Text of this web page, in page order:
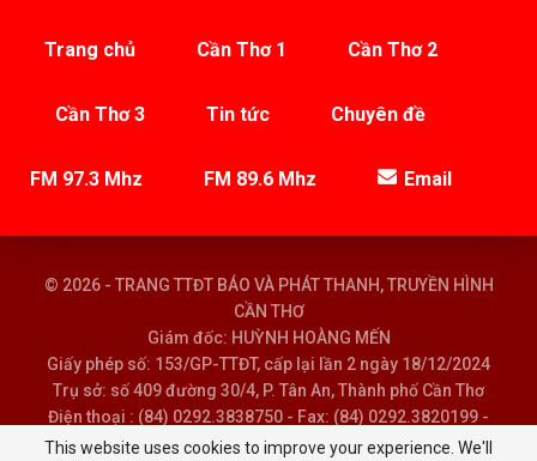
Trang chủ Cần Thơ 1 Cần Thơ 2
Cần Thơ 3 Tin tức Chuyên đề
FM 97.3 Mhz FM 89.6 Mhz Email
© 2026 - TRANG TTĐT BÁO VÀ PHÁT THANH, TRUYỀN HÌNH
CẦN THƠ
Giám đốc: HUỲNH HOÀNG MẾN
Giấy phép số: 153/GP-TTĐT, cấp lại lần 2 ngày 18/12/2024
Trụ sở: số 409 đường 30/4, P. Tân An, Thành phố Cần Thơ
Điện thoại : (84) 0292.3838750 - Fax: (84) 0292.3820199 -
Email : baoptth@cantho.gov.vn
This website uses cookies to improve your experience. We'll